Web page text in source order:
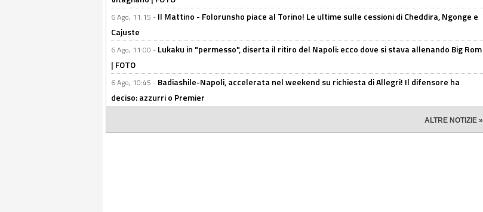
6 Ago, 11:15 - Il Mattino - Folorunsho piace al Torino! Le ultime sulle cessioni di Cheddira, Ngonge e
Cajuste
6 Ago, 11:00 - Lukaku in "permesso", diserta il ritiro del Napoli: ecco dove si stava allenando Big Rom
| FOTO
6 Ago, 10:45 - Badiashile-Napoli, accelerata nel weekend su richiesta di Allegri! Il difensore ha
deciso: azzurri o Premier
ALTRE NOTIZIE »